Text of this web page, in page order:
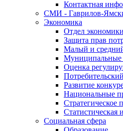
Контактная
СМИ - Гаврилов-
Экономика
Отдел
Защита прав
Малый и
Муниципальные
Оценка
Развитие
Национальные
Стратегическое
Статистическая
Социальная сфера